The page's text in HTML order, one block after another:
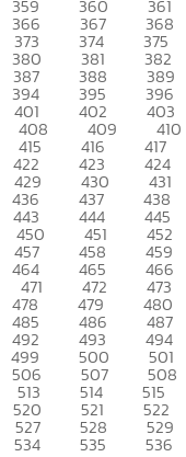
359 360 361
366 367 368
373 374 375
380 381 382
387 388 389
394 395 396
401 402 403
408 409 410
415 416 417
422 423 424
429 430 431
436 437 438
443 444 445
450 451 452
457 458 459
464 465 466
471 472 473
478 479 480
485 486 487
492 493 494
499 500 501
506 507 508
513 514 515
520 521 522
527 528 529
534 535 536